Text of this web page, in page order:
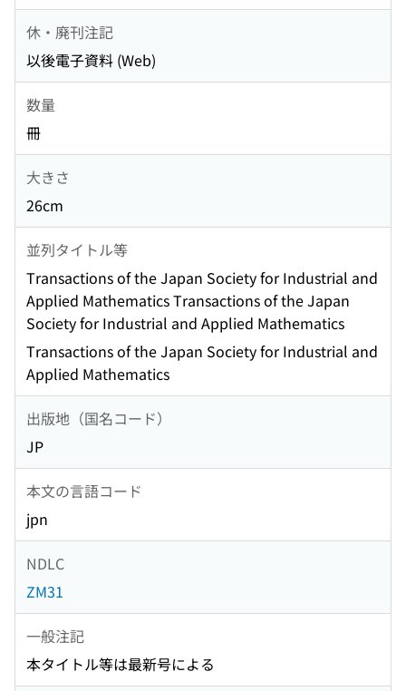
休・廃刊注記
以後電子資料 (Web)
数量
冊
大きさ
26cm
並列タイトル等
Transactions of the Japan Society for Industrial and
Applied Mathematics Transactions of the Japan
Society for Industrial and Applied Mathematics
Transactions of the Japan Society for Industrial and
Applied Mathematics
出版地（国名コード）
JP
本文の言語コード
jpn
NDLC
ZM31
一般注記
本タイトル等は最新号による